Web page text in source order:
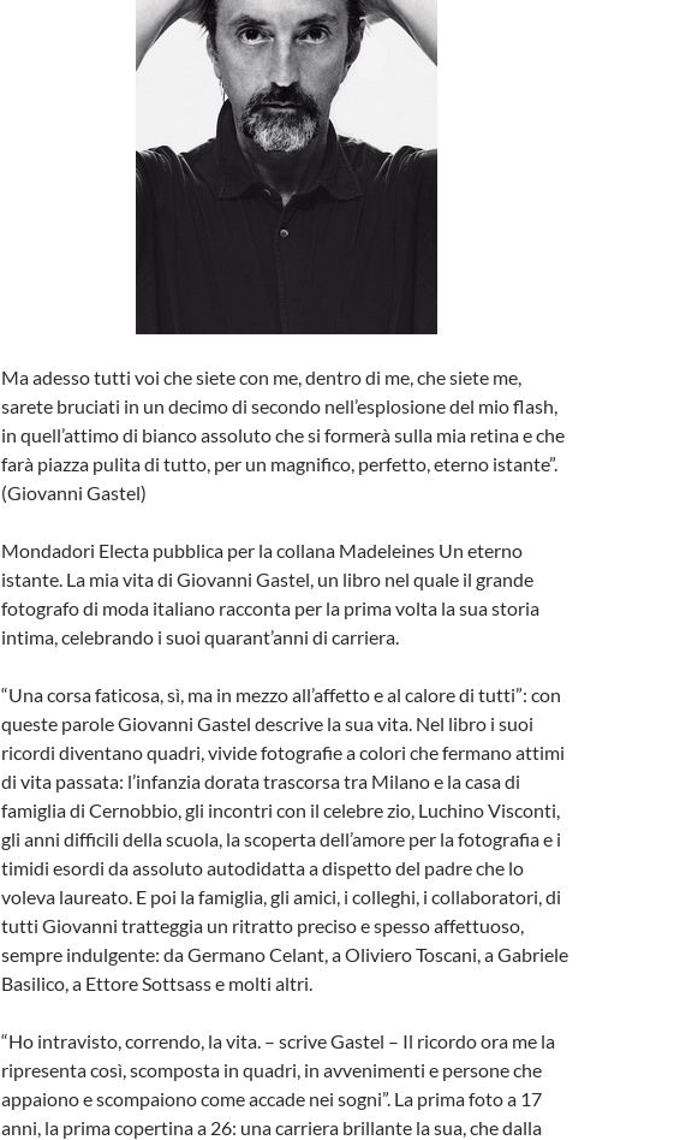
Ma adesso tutti voi che siete con me, dentro di me, che siete me,
sarete bruciati in un decimo di secondo nell’esplosione del mio flash,
in quell’attimo di bianco assoluto che si formerà sulla mia retina e che
farà piazza pulita di tutto, per un magnifico, perfetto, eterno istante”.
(Giovanni Gastel)
Mondadori Electa pubblica per la collana Madeleines Un eterno
istante. La mia vita di Giovanni Gastel, un libro nel quale il grande
fotografo di moda italiano racconta per la prima volta la sua storia
intima, celebrando i suoi quarant’anni di carriera.
“Una corsa faticosa, sì, ma in mezzo all’affetto e al calore di tutti”: con
queste parole Giovanni Gastel descrive la sua vita. Nel libro i suoi
ricordi diventano quadri, vivide fotografie a colori che fermano attimi
di vita passata: l’infanzia dorata trascorsa tra Milano e la casa di
famiglia di Cernobbio, gli incontri con il celebre zio, Luchino Visconti,
gli anni difficili della scuola, la scoperta dell’amore per la fotografia e i
timidi esordi da assoluto autodidatta a dispetto del padre che lo
voleva laureato. E poi la famiglia, gli amici, i colleghi, i collaboratori, di
tutti Giovanni tratteggia un ritratto preciso e spesso affettuoso,
sempre indulgente: da Germano Celant, a Oliviero Toscani, a Gabriele
Basilico, a Ettore Sottsass e molti altri.
“Ho intravisto, correndo, la vita. – scrive Gastel – Il ricordo ora me la
ripresenta così, scomposta in quadri, in avvenimenti e persone che
appaiono e scompaiono come accade nei sogni”. La prima foto a 17
anni, la prima copertina a 26: una carriera brillante la sua, che dalla